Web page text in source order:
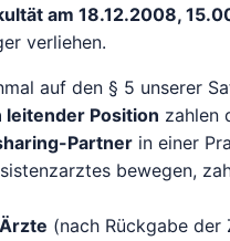
am 18.12.2008,
verliehen.
auf den § 5 unserer
leitender Position zahlen
Partner in einer
bewegen,
(nach Rückgabe der